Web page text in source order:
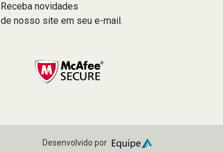
Receba novidades
de nosso site em seu e-mail.
Desenvolvido por